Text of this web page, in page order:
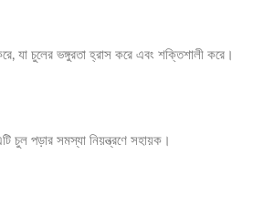
যা চুলের ভঙ্গুরতা হ্রাস করে এবং শক্তিশালী করে।
চুল পড়ার সমস্যা নিয়ন্ত্রণে সহায়ক।